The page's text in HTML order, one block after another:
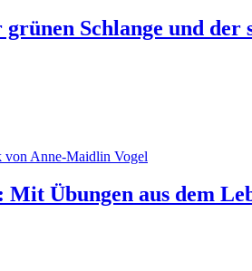
Schlange und
Übungen aus dem